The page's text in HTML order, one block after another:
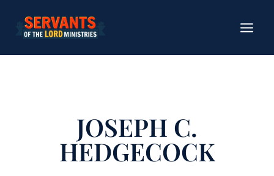
contenu
JOSEPH C.
HEDGECOCK